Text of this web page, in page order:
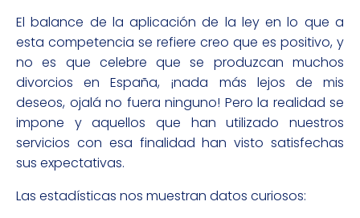
El balance de la aplicación de la ley en lo que a
esta competencia se refiere creo que es positivo, y
no es que celebre que se produzcan muchos
divorcios en España, ¡nada más lejos de mis
deseos, ojalá no fuera ninguno! Pero la realidad se
impone y aquellos que han utilizado nuestros
servicios con esa finalidad han visto satisfechas
sus expectativas.
Las estadísticas nos muestran datos curiosos: